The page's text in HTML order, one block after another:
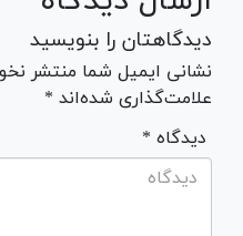
دیدگاهتان را بنویسید
نشانی ایمیل شما منتشر
علامت‌گذاری شده‌اند *
* دیدگاه